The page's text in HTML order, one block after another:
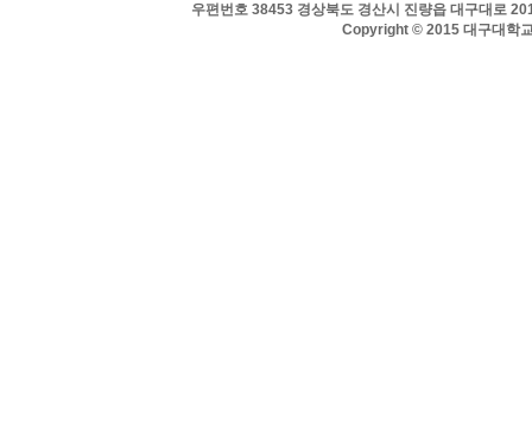
우편번호 38453 경상북도 경산시 진량읍 대구대로
Copyright © 2015 대구대학